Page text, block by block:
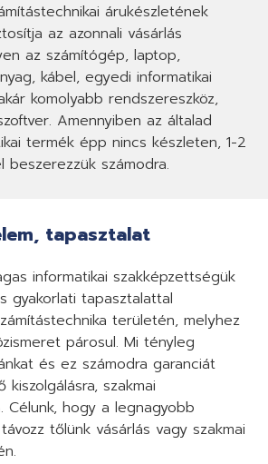
árukészletének
az azonnali vásárlás
az számítógép, laptop,
kábel, egyedi informatikai
komolyabb rendszereszköz,
Amennyiben az általad
termék épp nincs készleten, 1-2
beszerezzük számodra.
tapasztalat
informatikai szakképzettségük
gyakorlati tapasztalattal
területén, melyhez
párosul. Mi tényleg
és ez számodra garanciát
szakmai
Célunk, hogy a legnagyobb
tőlünk vásárlás vagy szakmai